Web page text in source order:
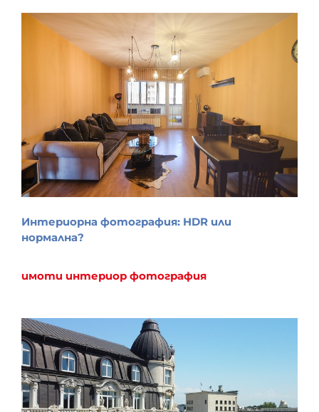
Интериорна фотография: HDR или
нормална?
имоти интериор фотография